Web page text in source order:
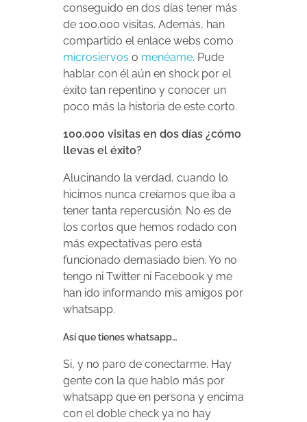
conseguido en dos días tener más
de 100.000 visitas. Además, han
compartido el enlace webs como
microsiervos o menéame. Pude
hablar con él aún en shock por el
éxito tan repentino y conocer un
poco más la historia de este corto.
100.000 visitas en dos días ¿cómo
llevas el éxito?
Alucinando la verdad, cuando lo
hicimos nunca creíamos que iba a
tener tanta repercusión. No es de
los cortos que hemos rodado con
más expectativas pero está
funcionado demasiado bien. Yo no
tengo ni Twitter ni Facebook y me
han ido informando mis amigos por
whatsapp.
Así que tienes whatsapp…
Si, y no paro de conectarme. Hay
gente con la que hablo más por
whatsapp que en persona y encima
con el doble check ya no hay